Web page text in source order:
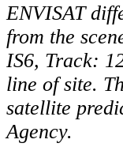
ENVISAT
from the
IS6, Track:
line of site.
satellite
Agency.